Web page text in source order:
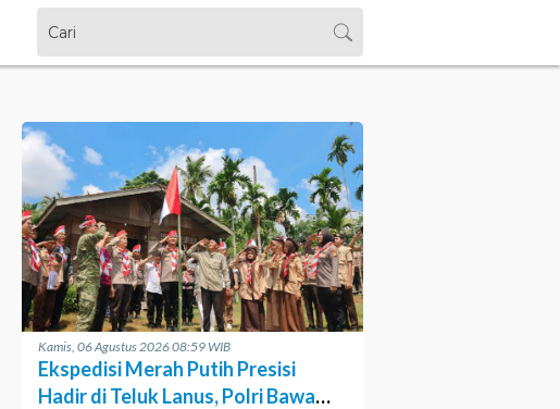
Kamis, 06 Agustus 2026 08:59 WIB
Ekspedisi Merah Putih Presisi
Hadir di Teluk Lanus, Polri Bawa